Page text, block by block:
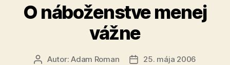
O náboženstve menej
vážne
AutorAutor:Adam Roman
Dátum
25. mája 2006